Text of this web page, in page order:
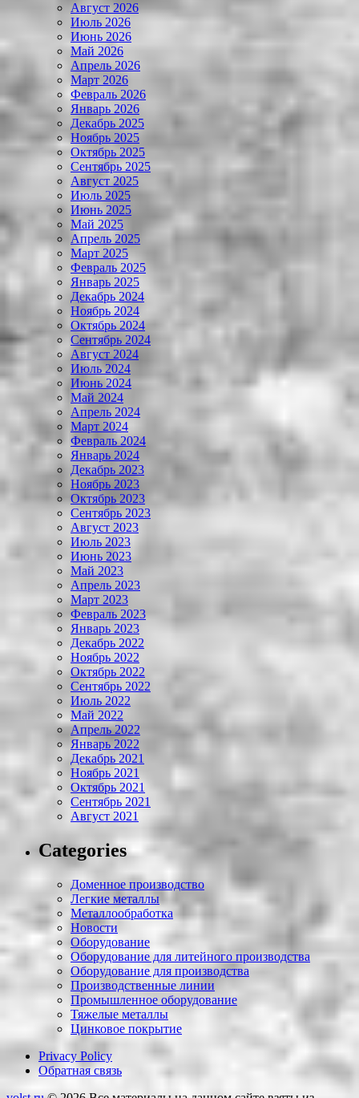
Август 2026
Июль 2026
Июнь 2026
Май 2026
Апрель 2026
Март 2026
Февраль 2026
Январь 2026
Декабрь 2025
Ноябрь 2025
Октябрь 2025
Сентябрь 2025
Август 2025
Июль 2025
Июнь 2025
Май 2025
Апрель 2025
Март 2025
Февраль 2025
Январь 2025
Декабрь 2024
Ноябрь 2024
Октябрь 2024
Сентябрь 2024
Август 2024
Июль 2024
Июнь 2024
Май 2024
Апрель 2024
Март 2024
Февраль 2024
Январь 2024
Декабрь 2023
Ноябрь 2023
Октябрь 2023
Сентябрь 2023
Август 2023
Июль 2023
Июнь 2023
Май 2023
Апрель 2023
Март 2023
Февраль 2023
Январь 2023
Декабрь 2022
Ноябрь 2022
Октябрь 2022
Сентябрь 2022
Июль 2022
Май 2022
Апрель 2022
Январь 2022
Декабрь 2021
Ноябрь 2021
Октябрь 2021
Сентябрь 2021
Август 2021
Categories
Доменное производство
Легкие металлы
Металлообработка
Новости
Оборудование
Оборудование для литейного производства
Оборудование для производства
Производственные линии
Промышленное оборудование
Тяжелые металлы
Цинковое покрытие
Privacy Policy
Обратная связь